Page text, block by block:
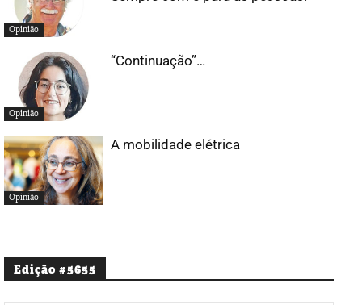
Opinião
Opinião
“Continuação”…
Opinião
A mobilidade elétrica
Edição #5655